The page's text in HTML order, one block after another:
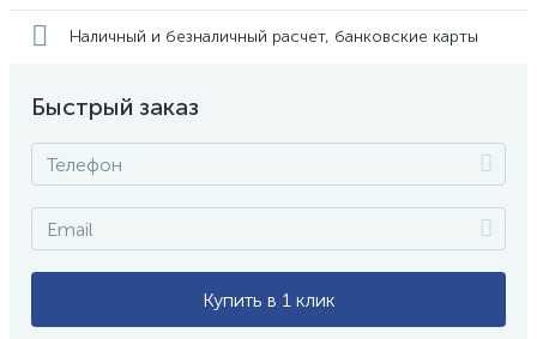
Наличный и безналичный расчет, банковские карты
Быстрый заказ
Купить в 1 клик